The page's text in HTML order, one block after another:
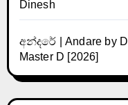
Dinesh
අන්දරේ | Andare by
Master D [2026]